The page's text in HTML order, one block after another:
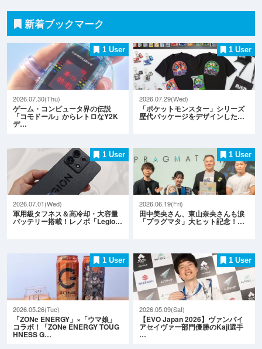
新着ブックマーク
1 User
2026.07.30(Thu)
ゲーム・コンピュータ界の伝説
「コモドール」からレトロなY2K
デ…
1 User
2026.07.29(Wed)
「ポケットモンスター」シリーズ
歴代パッケージをデザインした…
1 User
2026.07.01(Wed)
軍用級タフネス＆高冷却・大容量
バッテリー搭載！レノボ「Legio…
1 User
2026.06.19(Fri)
田中美央さん、東山奈央さんも涙
「プラグマタ」大ヒット記念！…
1 User
2026.05.26(Tue)
「ZONe ENERGY」×「ウマ娘」
コラボ！「ZONe ENERGY TOUG
HNESS G…
1 User
2026.05.09(Sat)
【EVO Japan 2026】ヴァンパイ
アセイヴァー部門優勝のKaji選手
…